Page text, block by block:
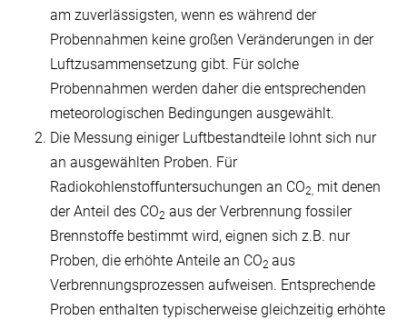
am zuverlässigsten, wenn es während der
Probennahmen keine großen Veränderungen in der
Luftzusammensetzung gibt. Für solche
Probennahmen werden daher die entsprechenden
meteorologischen Bedingungen ausgewählt.
Die Messung einiger Luftbestandteile lohnt sich nur
an ausgewählten Proben. Für
Radiokohlenstoffuntersuchungen an CO2, mit denen
der Anteil des CO2 aus der Verbrennung fossiler
Brennstoffe bestimmt wird, eignen sich z.B. nur
Proben, die erhöhte Anteile an CO2 aus
Verbrennungsprozessen aufweisen. Entsprechende
Proben enthalten typischerweise gleichzeitig erhöhte